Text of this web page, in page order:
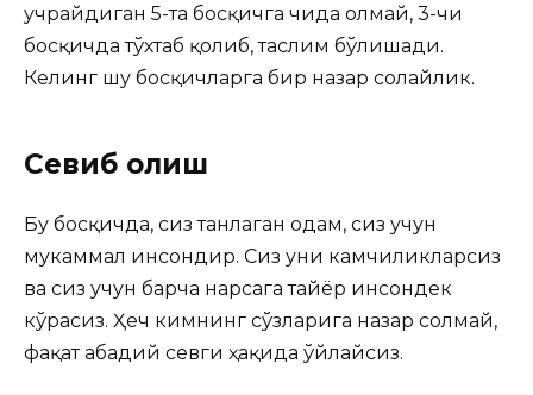
учрайдиган 5-та босқичга чида олмай, 3-чи
босқичда тўхтаб қолиб, таслим бўлишади.
Келинг шу босқичларга бир назар солайлик.
Севиб қолиш
Бу босқичда, сиз танлаган одам, сиз учун
мукаммал инсондир. Сиз уни камчиликларсиз
ва сиз учун барча нарсага тайёр инсондек
кўрасиз. Ҳеч кимнинг сўзларига назар солмай,
фақат абадий севги ҳақида ўйлайсиз.